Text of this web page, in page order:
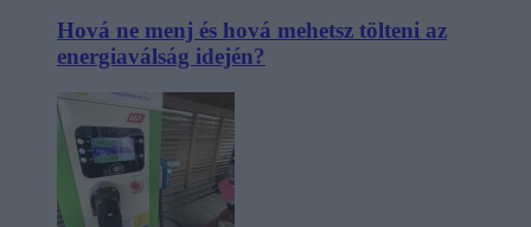
Hová ne menj és hová mehetsz tölteni az
energiaválság idején?